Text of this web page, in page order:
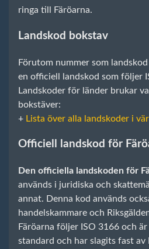
ringa till Färöarna.
Landskod bokstav
Förutom nummer som
en officiell landskod som följer
Landskoder för länder brukar
bokstäver:
+ Lista över alla landskoder i
Officiell landskod för
Den officiella landskoden för
används i juridiska och
annat. Denna kod används
handelskammare och
Färöarna följer ISO 3166 och
standard och har slagits fast av